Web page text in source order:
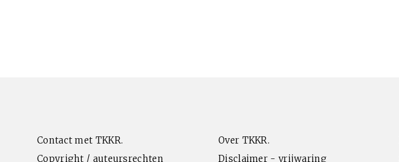
Contact met TKKR. Over TKKR.
Copyright / auteursrechten
Disclaimer - vrijwaring